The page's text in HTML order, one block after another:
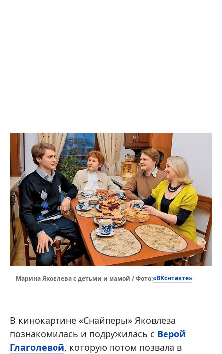
Марина Яковлева с детьми и мамой / Фото:«ВКонтакте»
В кинокартине «Снайперы» Яковлева
познакомилась и подружилась с Верой
Глаголевой, которую потом позвала в